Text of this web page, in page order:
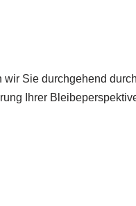
Sie durchgehend
Ihrer